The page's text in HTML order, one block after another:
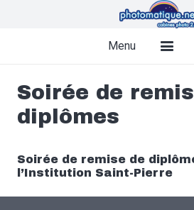
Menu
Soirée de
diplômes
Soirée de remise de
l’Institution Saint-Pierre